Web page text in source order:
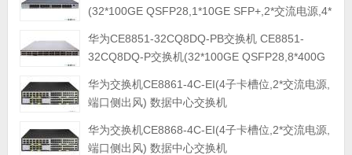
(32*100GE QSFP28,1*10GE SFP+,2*交流电源,4*
华为CE8851-32CQ8DQ-PB交换机 CE8851-
32CQ8DQ-P交换机(32*100GE QSFP28,8*400G
机
华为交换机CE8861-4C-EI(4子卡槽位,2*交流电源,
端口侧出风) 数据中心交换机
华为交换机CE8868-4C-EI(4子卡槽位,2*交流电源,
端口侧出风) 数据中心交换机